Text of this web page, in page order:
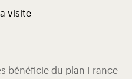
visite
bénéficie du plan France